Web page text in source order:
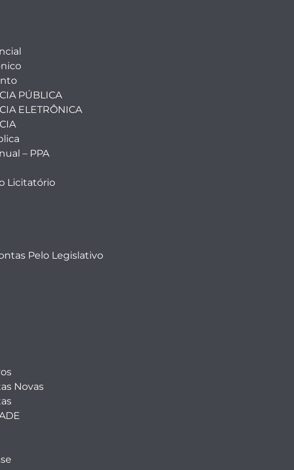
PÚBLICA
ELETRÔNICA
– PPA
Licitatório
Pelo Legislativo
Novas